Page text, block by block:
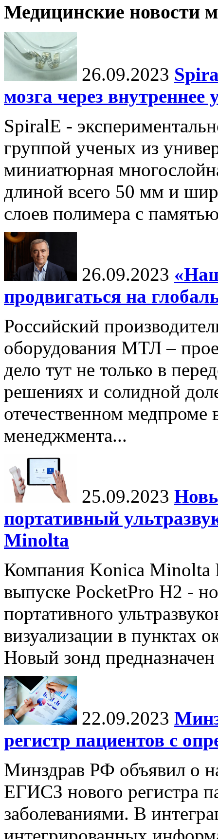
Медицинские новости
26.09.2023
мозга через внутреннее
SpiralE -
группой ученых из
миниатюрная
длиной всего 50 мм и
слоев полимера с
26.09.2023
продвигаться на
Российский
оборудования МТЛ –
дело тут не только в
решениях и солидной
отечественном медпроме
менеджмента...
25.09.2023
портативный
Minolta
Компания Konica Minolta
выпуске PocketPro H2 -
портативного
визуализации в пунктах
Новый зонд
22.09.2023
регистр пациентов с
Минздрав РФ объявил о
ЕГИСЗ нового регистра
заболеваниями. В